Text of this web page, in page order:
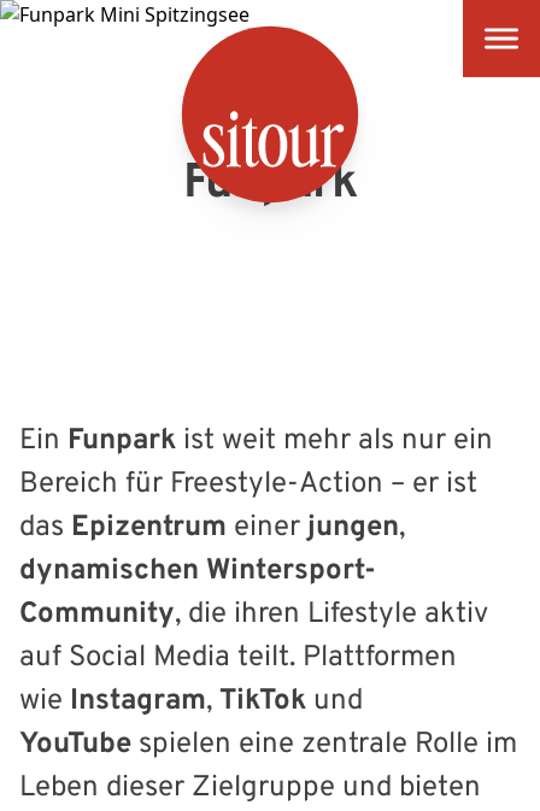
SITOUR
Funpark
Ein Funpark ist weit mehr als nur ein
Bereich für Freestyle-Action – er ist
das Epizentrum einer jungen,
dynamischen Wintersport-
Community, die ihren Lifestyle aktiv
auf Social Media teilt. Plattformen
wie Instagram, TikTok und
YouTube spielen eine zentrale Rolle im
Leben dieser Zielgruppe und bieten